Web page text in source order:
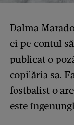
Dalma
ei pe contul
publicat o
copilăria sa.
fostbalist o
este